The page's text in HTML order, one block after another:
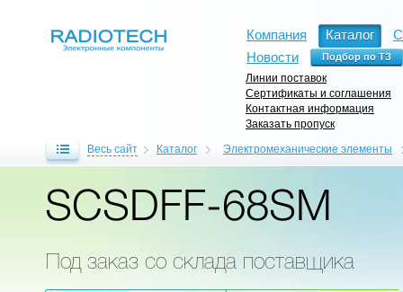
Компания Каталог
Новости
Линии поставок
Сертификаты и соглашения
Контактная информация
Заказать пропуск
Весь сайт Каталог Электромеханические элементы
SCSDFF-68SM
Под заказ со склада поставщика